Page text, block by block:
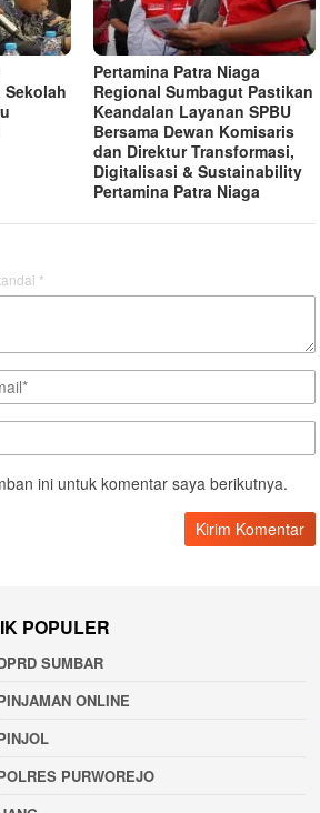
Sekolah
Pertamina Patra Niaga
Regional Sumbagut Pastikan
Keandalan Layanan SPBU
Bersama Dewan Komisaris
dan Direktur Transformasi,
Digitalisasi & Sustainability
Pertamina Patra Niaga
*
ini untuk komentar saya berikutnya.
POPULER
SUMBAR
ONLINE
PURWOREJO